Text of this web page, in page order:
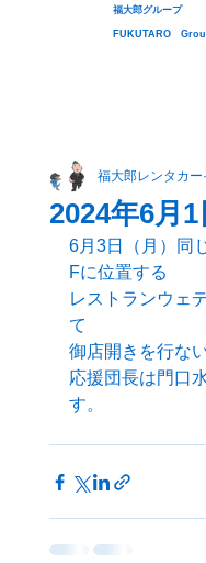
2024年6月
福大郎レンタカー
6月3日（月）同
Fに位置する
レストランウェ
て
御店開きを行な
応援団長は門口
す。
福大郎グループ
FUKUTARO